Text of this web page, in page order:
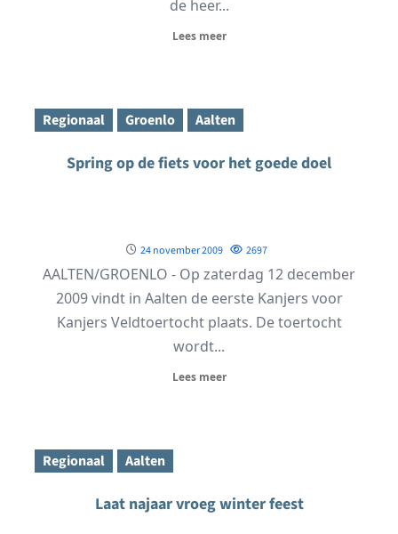
de heer...
Lees meer
Regionaal Groenlo Aalten
Spring op de fiets voor het goede doel
24 november 2009 2697
AALTEN/GROENLO - Op zaterdag 12 december
2009 vindt in Aalten de eerste Kanjers voor
Kanjers Veldtoertocht plaats. De toertocht
wordt...
Lees meer
Regionaal Aalten
Laat najaar vroeg winter feest